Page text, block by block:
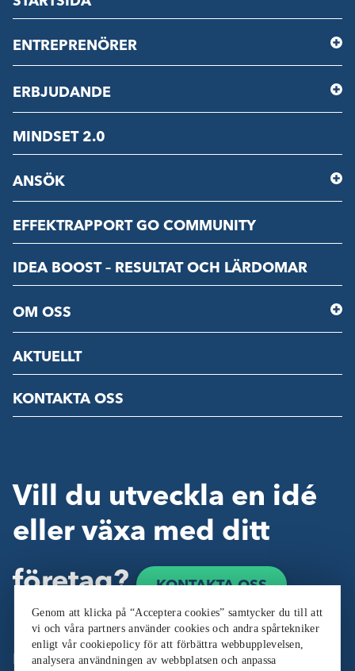
ENTREPRENÖRER
ERBJUDANDE
MINDSET 2.0
ANSÖK
EFFEKTRAPPORT GO COMMUNITY
IDEA BOOST – RESULTAT OCH LÄRDOMAR
OM OSS
AKTUELLT
KONTAKTA OSS
Vill du utveckla en idé
eller växa med ditt
företag?
KONTAKTA OSS
Följ oss:
Genom att klicka på “Acceptera cookies” samtycker du till att
vi och våra partners använder cookies och andra spårtekniker
enligt vår cookiepolicy för att förbättra webbupplevelsen,
analysera användningen av webbplatsen och anpassa